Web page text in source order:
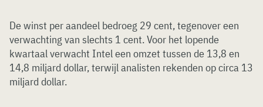
De winst per aandeel bedroeg 29 cent, tegenover een
verwachting van slechts 1 cent. Voor het lopende
kwartaal verwacht Intel een omzet tussen de 13,8 en
14,8 miljard dollar, terwijl analisten rekenden op circa 13
miljard dollar.